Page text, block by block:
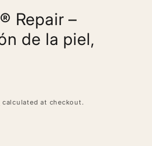
Repair –
de la piel,
calculated at checkout.